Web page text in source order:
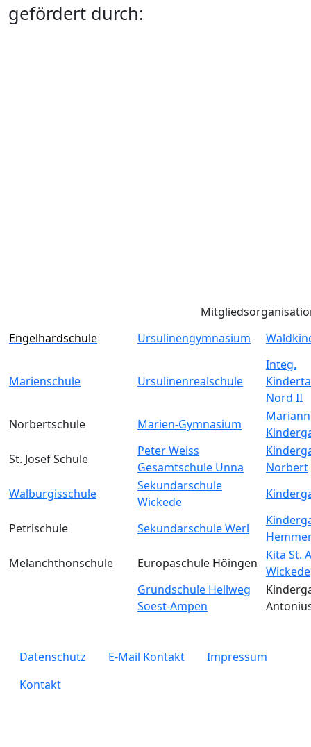
gefördert durch:
Engelhardschule
Ursulinengymnasium
Marienschule Ursulinenrealschule
Integ.
Nord II
Norbertschule
Marien-Gymnasium
St. Josef Schule
Peter Weiss
Gesamtschule Unna
Norbert
Walburgisschule
Sekundarschule
Wickede
Petrischule Sekundarschule Werl
Melanchthonschule
Europaschule Höingen
Kita St.
Wickede
Grundschule Hellweg
Soest-Ampen
legals
Datenschutz E-Mail Kontakt
Impressum
Kontakt